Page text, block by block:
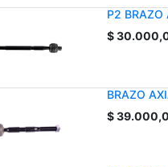
P2
$
BRAZO
$